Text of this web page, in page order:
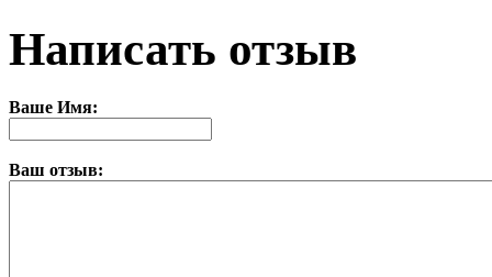
Написать отзыв
Ваше Имя:
Ваш отзыв: